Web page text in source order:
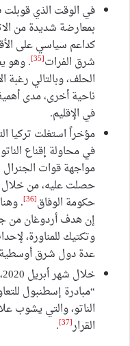
في الوقت الذي قوبلت
بمعارضة شديدة من
كداعم سياسي على
شرق الفرات[35]
. وهو
الحلف، وبالتالي
ناحية أخرى، مدى
في الإقليم.
مؤخراً استغلت تركيا
في محاولة إقناع
مواجهة قوات الجنرال
حصلت عليه، من خلال
حكومة الوفاق[36]
.
إن هدف أردوغان من
وتكتيك للمناورة،
عدة دول شرق أوسطية
“مبادرة إسطنبول
الناتو، والتي يشوب
القرار[37]
.